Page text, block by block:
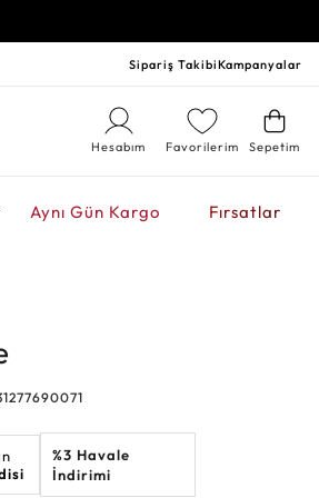
Sipariş TakibiKampanyalar
Sepetim
Favorilerim
Hesabım
Aynı Gün Kargo Fırsatlar
%3 Havale
İndirimi